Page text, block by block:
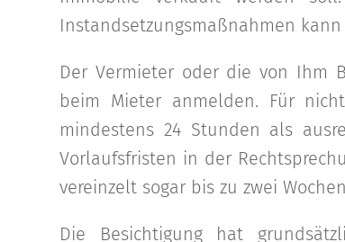
Instandsetzungsmaßnahmen
Der Vermieter oder die von Ihm
beim Mieter anmelden. Für
mindestens 24 Stunden als
Vorlaufsfristen in der
vereinzelt sogar bis zu zwei
Die Besichtigung hat